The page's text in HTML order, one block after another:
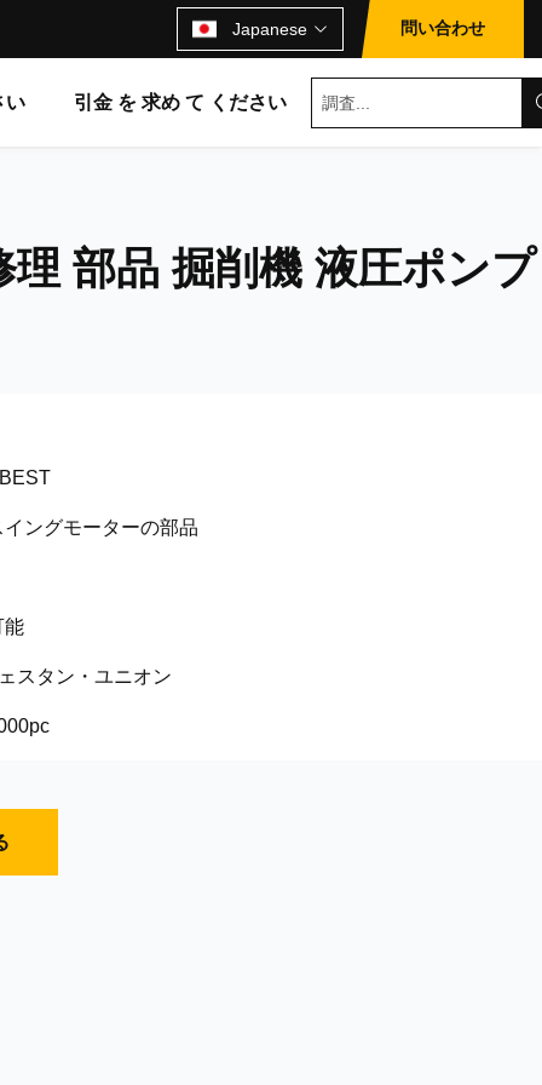
Japanese 問い合わせ
い 引金 を 求め て ください
理 部品 掘削機 液圧ポンプ
イングモーターの部品
能
スタン・ユニオン